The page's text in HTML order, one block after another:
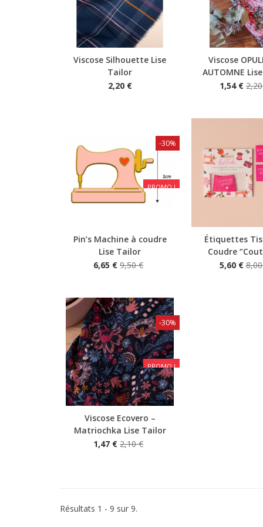
Aperçu rapide
Viscose Silhouette Lise
Tailor
2,20 €
Aperçu rapide
Viscose
AUTOMNE
1,54 €
PROMO !
Aperçu rapide
Pin’s Machine à coudre
Lise Tailor
6,65 € 9,50 €
-30%
Aperçu rapide
Étiquettes
Coudre
5,60 €
PROMO !
Aperçu rapide
Viscose Ecovero –
Matriochka Lise Tailor
1,47 € 2,10 €
-30%
Résultats 1 - 9 sur 9.